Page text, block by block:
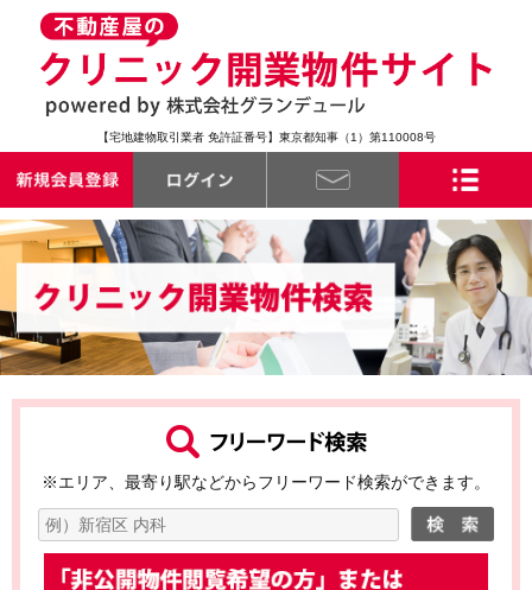
【宅地建物取引業者 免許証番号】東京都知事（1）第110008号
※エリア、最寄り駅などからフリーワード検索ができます。